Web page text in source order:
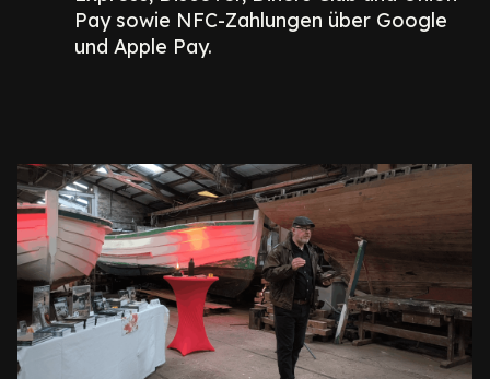
Pay sowie NFC-Zahlungen über Google
und Apple Pay.